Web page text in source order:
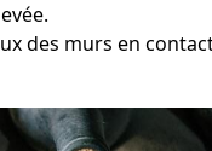
des murs en